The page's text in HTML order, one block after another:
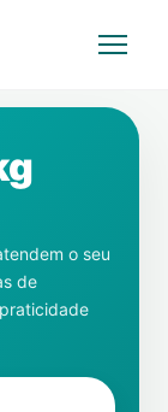
o seu
de